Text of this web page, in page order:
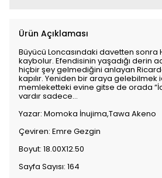
Ürün Açıklaması
Büyücü Loncasındaki davetten
kaybolur. Efendisinin yaşadığı derin
hiçbir şey gelmediğini anlayan
kapılır. Yeniden bir araya gelebilmek
memleketteki evine gitse de orada
vardır sadece…
Yazar: Momoka İnujima,Tawa Akeno
Çeviren: Emre Gezgin
Boyut: 18.00X12.50
Sayfa Sayısı: 164